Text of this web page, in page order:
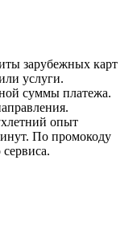
зарубежных карт
услуги.
суммы платежа.
опыт
По промокоду